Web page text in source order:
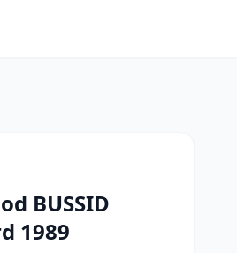
BUSSID
1989